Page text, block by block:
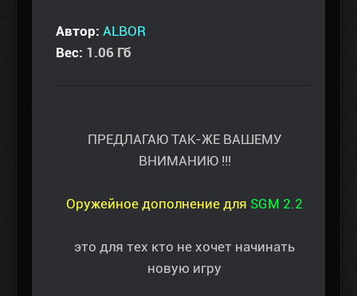
Автор: ALBOR
Вес: 1.06 Гб
ПРЕДЛАГАЮ ТАК-ЖЕ ВАШЕМУ
ВНИМАНИЮ !!!
Оружейное дополнение для SGM 2.2
это для тех кто не хочет начинать
новую игру